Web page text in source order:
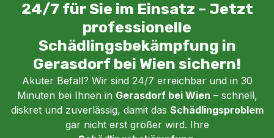
24/7 für Sie im Einsatz – Jetzt
professionelle
Schädlingsbekämpfung in
Gerasdorf bei Wien sichern!
Akuter Befall? Wir sind 24/7 erreichbar und in 30
Minuten bei Ihnen in Gerasdorf bei Wien – schnell,
diskret und zuverlässig, damit das Schädlingsproblem
gar nicht erst größer wird. Ihre